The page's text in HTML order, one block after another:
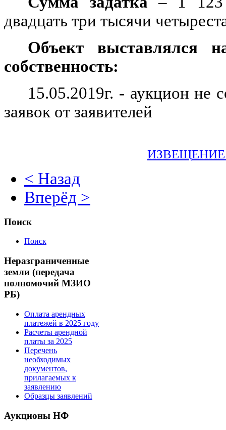
двадцать три тысячи
Объект выставлялся
собственность:
15.05.2019г. - аукцион не
заявок от заявителей
ИЗВЕЩЕНИЕ
< Назад
Вперёд >
Поиск
Поиск
Неразграниченные
земли (передача
полномочий МЗИО
РБ)
Оплата арендных
платежей в 2025 году
Расчеты арендной
платы за 2025
Перечень
необходимых
документов,
прилагаемых к
заявлению
Образцы заявлений
Аукционы НФ